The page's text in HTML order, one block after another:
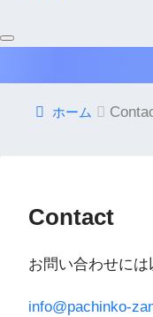
ホーム
Contact
お問い合わせには
info@pachinko-